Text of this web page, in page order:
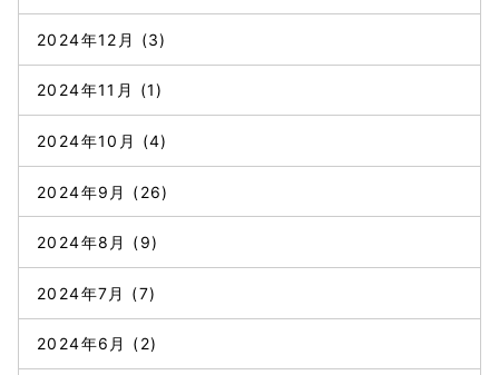
2024年12月 (3)
2024年11月 (1)
2024年10月 (4)
2024年9月 (26)
2024年8月 (9)
2024年7月 (7)
2024年6月 (2)